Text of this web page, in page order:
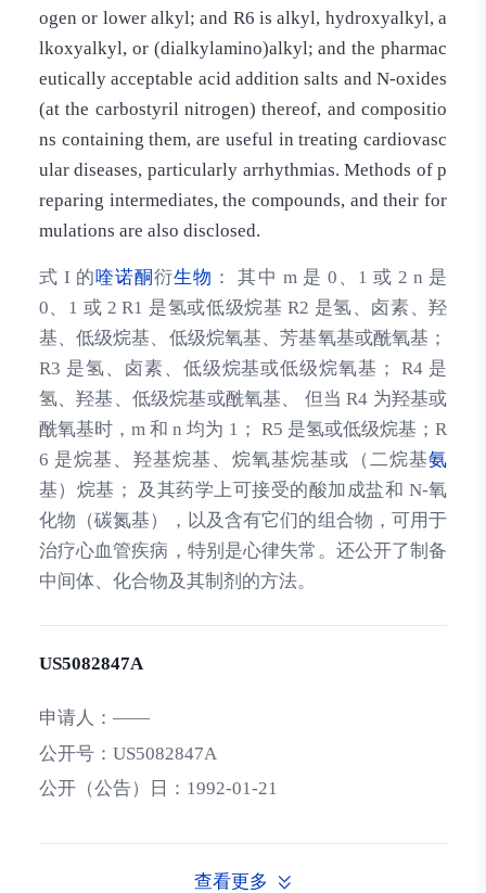
ogen or lower alkyl; and R6 is alkyl, hydroxyalkyl, a
lkoxyalkyl, or (dialkylamino)alkyl; and the pharmac
eutically acceptable acid addition salts and N-oxides
(at the carbostyril nitrogen) thereof, and compositio
ns containing them, are useful in treating cardiovasc
ular diseases, particularly arrhythmias. Methods of p
reparing intermediates, the compounds, and their for
mulations are also disclosed.
式 I 的喹诺酮衍生物 ： 其中 m 是 0、1 或 2 n 是
0、1 或 2 R1 是氢或低级烷基 R2 是氢、卤素、羟
基、低级烷基、低级烷氧基、芳基氧基或酰氧基；
R3 是氢、卤素、低级烷基或低级烷氧基； R4 是
氢、羟基、低级烷基或酰氧基、 但当 R4 为羟基或
酰氧基时，m 和 n 均为 1； R5 是氢或低级烷基；R
6 是烷基、羟基烷基、烷氧基烷基或（二烷基氨
基）烷基； 及其药学上可接受的酸加成盐和 N-氧
化物（碳氮基），以及含有它们的组合物，可用于
治疗心血管疾病，特别是心律失常。还公开了制备
中间体、化合物及其制剂的方法。
US5082847A
申请人： ——
公开号： US5082847A
公开（公告）日： 1992-01-21
查看更多